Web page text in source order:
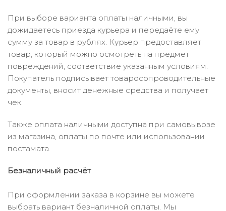
При выборе варианта оплаты наличными, вы
дожидаетесь приезда курьера и передаёте ему
сумму за товар в рублях. Курьер предоставляет
товар, который можно осмотреть на предмет
повреждений, соответствие указанным условиям.
Покупатель подписывает товаросопроводительные
документы, вносит денежные средства и получает
чек.
Также оплата наличными доступна при самовывозе
из магазина, оплаты по почте или использовании
постамата.
Безналичный расчёт
При оформлении заказа в корзине вы можете
выбрать вариант безналичной оплаты. Мы